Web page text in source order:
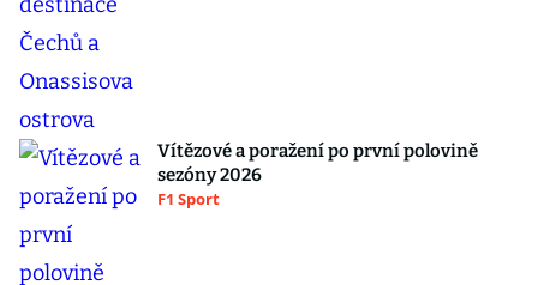
Vítězové a poražení po první polovině
sezóny 2026
F1 Sport